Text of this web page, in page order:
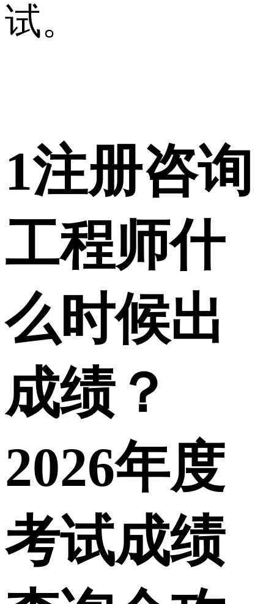
试。
1注册咨询
工程师什
么时候出
成绩？
2026年度
考试成绩